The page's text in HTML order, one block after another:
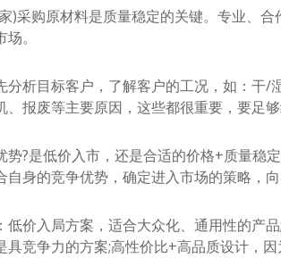
购原材料是质量稳定的关键。专业、合
。
目标客户，了解客户的工况，如：干/
报废等主要原因，这些都很重要，要足
?是低价入市，还是合适的价格+质量稳
身的竞争优势，确定进入市场的策略，向
价入局方案，适合大众化、通用性的产
具竞争力的方案;高性价比+高品质设计，